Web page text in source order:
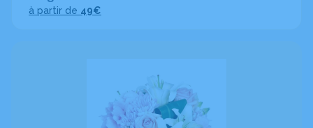
à partir de 49€